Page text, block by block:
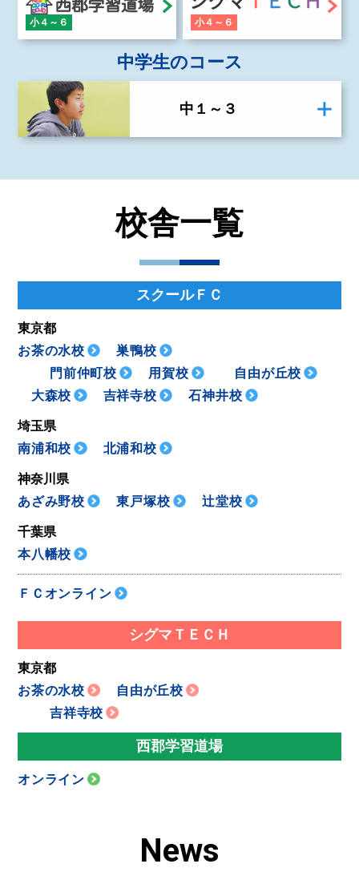
小４～６ 小４～６
中学生のコース
中１～３
校舎一覧
スクールＦＣ
東京都
お茶の水校
巣鴨校
門前仲町校
用賀校
自由が丘校
大森校
吉祥寺校 石神井校
埼玉県
南浦和校
北浦和校
神奈川県
あざみ野校
東戸塚校 辻堂校
千葉県
本八幡校
ＦＣオンライン
シグマＴＥＣＨ
東京都
お茶の水校
自由が丘校
吉祥寺校
西郡学習道場
オンライン
News